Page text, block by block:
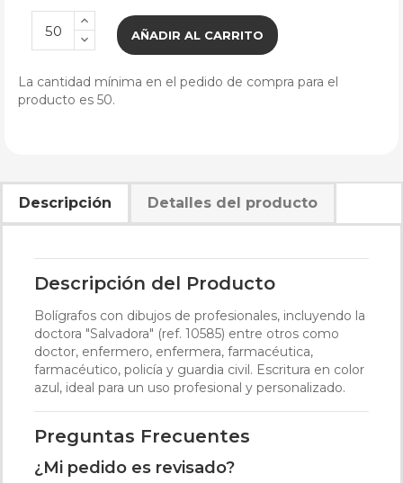
AÑADIR AL CARRITO
La cantidad mínima en el pedido de compra para el
producto es 50.
Descripción Detalles del producto
Descripción del Producto
Bolígrafos con dibujos de profesionales, incluyendo la
doctora "Salvadora" (ref. 10585) entre otros como
doctor, enfermero, enfermera, farmacéutica,
farmacéutico, policía y guardia civil. Escritura en color
azul, ideal para un uso profesional y personalizado.
Preguntas Frecuentes
¿Mi pedido es revisado?